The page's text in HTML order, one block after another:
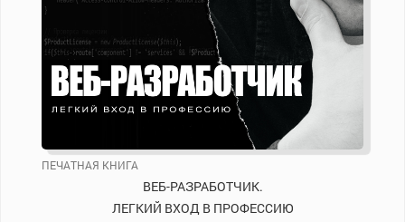
ПЕЧАТНАЯ КНИГА
ВЕБ-РАЗРАБОТЧИК.
ЛЕГКИЙ ВХОД В ПРОФЕССИЮ